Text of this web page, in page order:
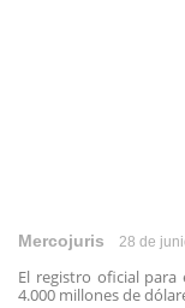
Mercojuris 28 de
El registro oficial
4.000 millones de